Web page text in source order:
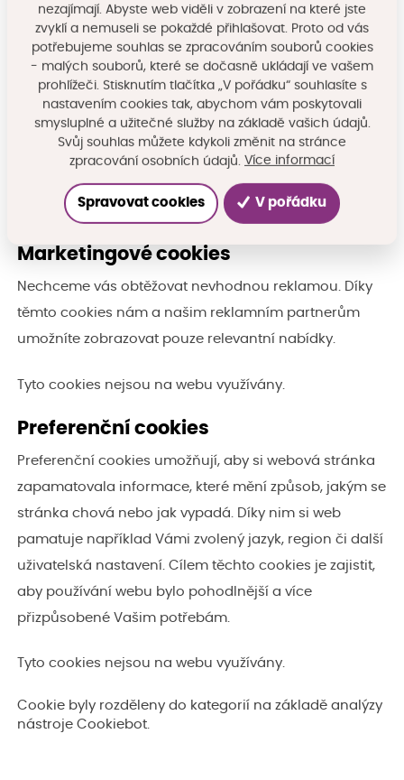
Statistické cookies
Statistické cookies pomáhají majitelům webových
stránek, aby porozuměli, jak návštěvníci používají
webové stránky a mohli je dále vylepšovat. Anonymně
sbírají a sdělují informace.
Tyto cookies nejsou na webu využívány.
Marketingové cookies
Nechceme vás obtěžovat nevhodnou reklamou. Díky
těmto cookies nám a našim reklamním partnerům
umožníte zobrazovat pouze relevantní nabídky.
Tyto cookies nejsou na webu využívány.
Preferenční cookies
Preferenční cookies umožňují, aby si webová stránka
zapamatovala informace, které mění způsob, jakým se
stránka chová nebo jak vypadá. Díky nim si web
pamatuje například Vámi zvolený jazyk, region či další
uživatelská nastavení. Cílem těchto cookies je zajistit,
aby používání webu bylo pohodlnější a více
přizpůsobené Vašim potřebám.
Tyto cookies nejsou na webu využívány.
Cookie byly rozděleny do kategorií na základě analýzy
nástroje Cookiebot.
nezajímají. Abyste web viděli v zobrazení na které jste
zvyklí a nemuseli se pokaždé přihlašovat. Proto od vás
potřebujeme souhlas se zpracováním souborů cookies
- malých souborů, které se dočasně ukládají ve vašem
prohlížeči. Stisknutím tlačítka „V pořádku“ souhlasíte s
nastavením cookies tak, abychom vám poskytovali
smysluplné a užitečné služby na základě vašich údajů.
Svůj souhlas můžete kdykoli změnit na stránce
zpracování osobních údajů. Více informací
Spravovat cookies V pořádku